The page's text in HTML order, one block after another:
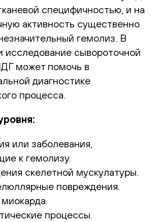
специфичностью, и на
активность существенно
гемолиз. В
исследование сывороточной
может помочь в
диагностике
процесса.
или заболевания,
к гемолизу.
скелетной мускулатуры.
повреждения.
процессы.